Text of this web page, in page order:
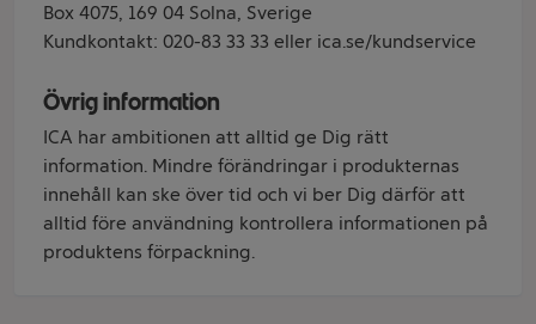
Box 4075, 169 04 Solna, Sverige
Kundkontakt: 020-83 33 33 eller ica.se/kundservice
Övrig information
ICA har ambitionen att alltid ge Dig rätt
information. Mindre förändringar i produkternas
innehåll kan ske över tid och vi ber Dig därför att
alltid före användning kontrollera informationen på
produktens förpackning.